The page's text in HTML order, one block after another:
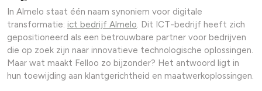
In Almelo staat één naam synoniem voor digitale
transformatie: ict bedrijf Almelo . Dit ICT-bedrijf heeft zich
gepositioneerd als een betrouwbare partner voor bedrijven
die op zoek zijn naar innovatieve technologische oplossingen.
Maar wat maakt Felloo zo bijzonder? Het antwoord ligt in
hun toewijding aan klantgerichtheid en maatwerkoplossingen.